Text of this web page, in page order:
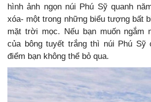
hình ảnh ngọn núi Phú Sỹ quanh
xóa- một trong những biểu tượng bất
mặt trời mọc. Nếu bạn muốn ngắm
của bông tuyết trắng thì núi Phú Sỹ
điểm bạn không thể bỏ qua.